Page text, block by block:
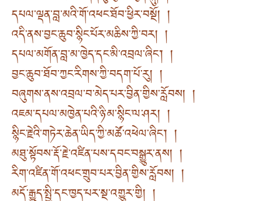
དཔལ་ལྡན་བླ་མའི་གོ་འཕང་ཐོབ་ཕྱིར་བསྔོ། །
འདི་ནས་བྱང་ཆུབ་སྙིང་པོར་མཆིས་ཀྱི་བར། །
དཔལ་མགོན་བླ་མ་ཁྱེད་དང་མི་འབྲལ་ཞིང་། །
བྱང་ཆུབ་ཐོབ་ཀྱང་རིགས་ཀྱི་བདག་པོ་རུ། །
བཞུགས་ནས་འབྲལ་བ་མེད་པར་བྱིན་གྱིས་རློབས། །
འཇམ་དཔལ་མཁྱེན་པའི་ཉི་མ་སྙིང་ལ་ཤར། །
སྙིང་རྗེའི་གཏེར་ཆེན་ཡིད་ཀྱི་མཚོ་འཕེལ་ཞིང་། །
མཐུ་སྟོབས་རྡོ་རྗེ་འཛིན་པས་དབང་བསྒྱུར་ནས། །
རིག་འཛིན་གོ་འཕང་གྲུབ་པར་བྱིན་གྱིས་རློབས། །
མདོ་རྒྱུད་སྤྱི་དང་ཁྱད་པར་སྔ་འགྱུར་གྱི། །